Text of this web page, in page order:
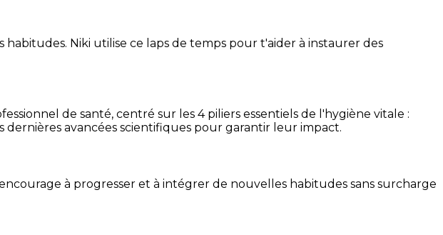
Niki utilise ce laps de temps pour t'aider à instaurer des
de santé, centré sur les 4 piliers essentiels de l'hygiène vitale :
avancées scientifiques pour garantir leur impact.
à progresser et à intégrer de nouvelles habitudes sans surcharge